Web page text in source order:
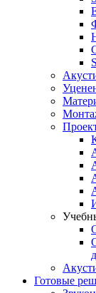
Готовые